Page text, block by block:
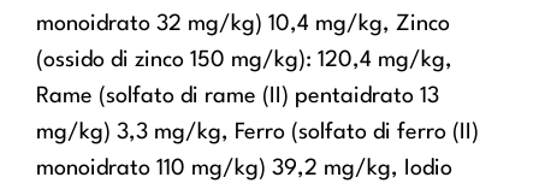
monoidrato 32 mg/kg) 10,4 mg/kg, Zinco
(ossido di zinco 150 mg/kg): 120,4 mg/kg,
Rame (solfato di rame (II) pentaidrato 13
mg/kg) 3,3 mg/kg, Ferro (solfato di ferro (II)
monoidrato 110 mg/kg) 39,2 mg/kg, Iodio